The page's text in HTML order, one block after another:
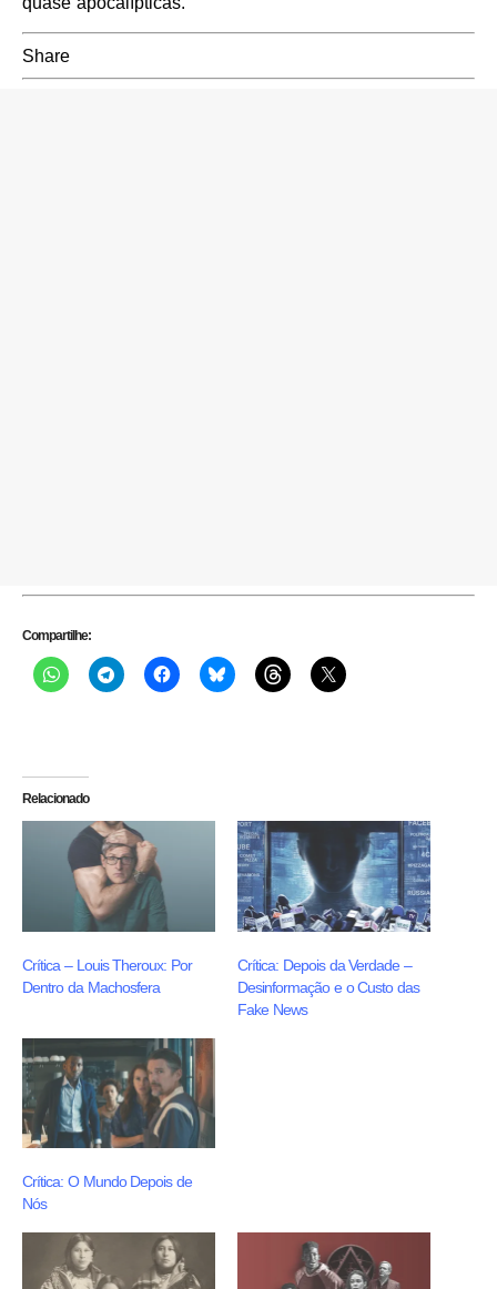
Share
Compartilhe:
Relacionado
Crítica – Louis Theroux: Por
Dentro da Machosfera
Crítica: Depois da Verdade –
Desinformação e o Custo das
Fake News
Crítica: O Mundo Depois de
Nós